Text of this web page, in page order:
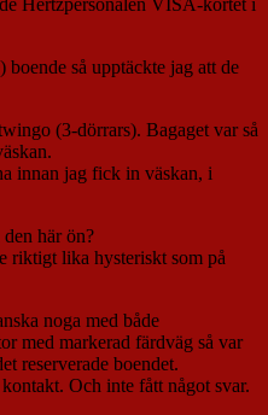
Hertzpersonalen VISA-kortet i
så upptäckte jag att de
(3-dörrars). Bagaget var så
innan jag fick in väskan, i
här ön?
riktigt lika hysteriskt som på
noga med både
med markerad färdväg så var
reserverade boendet.
Och inte fått något svar.